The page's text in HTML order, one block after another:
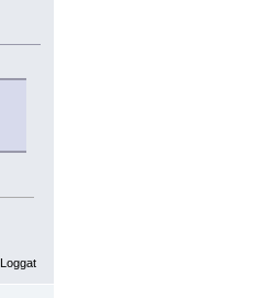
Loggat